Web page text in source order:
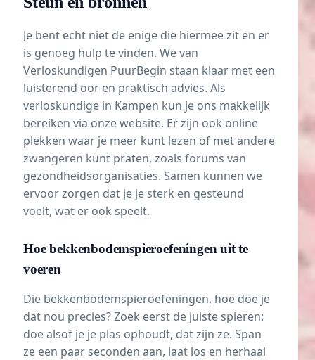
Je bent echt niet de enige die hiermee zit en er
is genoeg hulp te vinden. We van
Verloskundigen PuurBegin staan klaar met een
luisterend oor en praktisch advies. Als
verloskundige in Kampen kun je ons makkelijk
bereiken via onze website. Er zijn ook online
plekken waar je meer kunt lezen of met andere
zwangeren kunt praten, zoals forums van
gezondheidsorganisaties. Samen kunnen we
ervoor zorgen dat je je sterk en gesteund
voelt, wat er ook speelt.
Hoe bekkenbodemspieroefeningen uit te
voeren
Die bekkenbodemspieroefeningen, hoe doe je
dat nou precies? Zoek eerst de juiste spieren:
doe alsof je je plas ophoudt, dat zijn ze. Span
ze een paar seconden aan, laat los en herhaal